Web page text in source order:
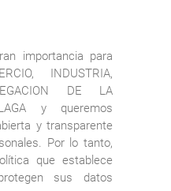
importancia para
INDUSTRIA,
DE LA
y queremos
y transparente
Por lo tanto,
que establece
sus datos